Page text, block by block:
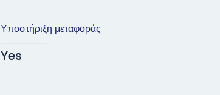
Υποστήριξη μεταφοράς
Yes